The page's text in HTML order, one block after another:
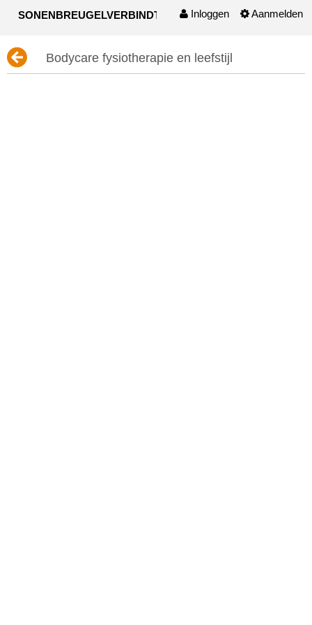
Inloggen Aanmelden
SONENBREUGELVERBINDT
Bodycare fysiotherapie en leefstijl